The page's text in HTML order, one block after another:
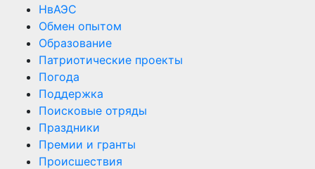
НвАЭС
Обмен опытом
Образование
Патриотические проекты
Погода
Поддержка
Поисковые отряды
Праздники
Премии и гранты
Происшествия